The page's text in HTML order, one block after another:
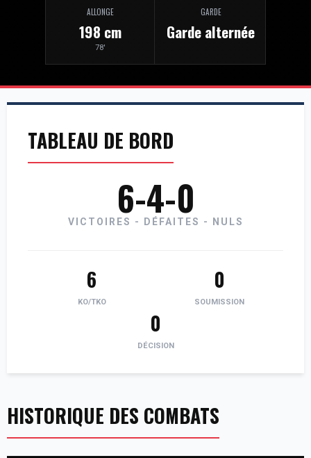
ALLONGE
198 cm
78'
GARDE
Garde alternée
TABLEAU DE BORD
6-4-0
VICTOIRES - DÉFAITES - NULS
6
KO/TKO
0
SOUMISSION
0
DÉCISION
HISTORIQUE DES COMBATS